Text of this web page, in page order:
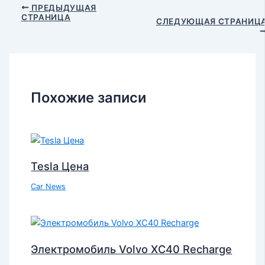
ПРЕДЫДУЩАЯ
СТРАНИЦА
СЛЕДУЮЩАЯ
Похожие записи
Tesla Цена
Car News
Электромобиль Volvo XC40 Recharge